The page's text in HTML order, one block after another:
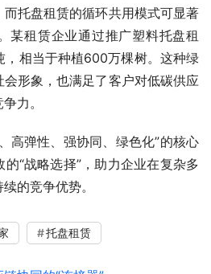
托盘租赁的循环共用模式可显著
某租赁企业通过推广塑料托盘租
，相当于种植600万棵树。这种绿
形象，也满足了客户对低碳供应
力。
高弹性、强协同、绿色化”的核心
“战略选择”，助力企业在复杂多
的竞争优势。
托盘租赁